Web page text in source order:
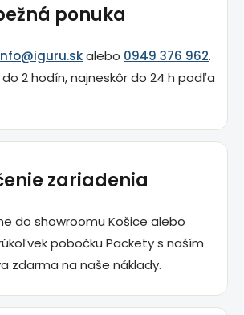
ponuka
alebo 0949 376 962.
2 hodín, najneskôr do 24 h podľa
zariadenia
do showroomu Košice alebo
pobočku Packety s naším
zdarma na naše náklady.